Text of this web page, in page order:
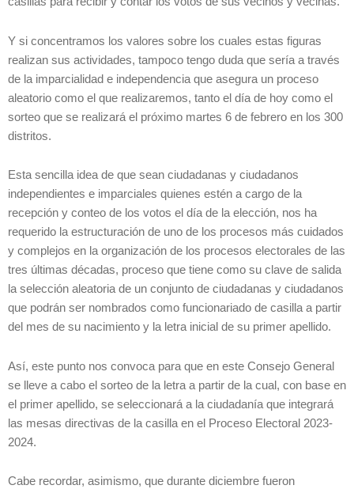
Y si concentramos los valores sobre los cuales estas figuras
realizan sus actividades, tampoco tengo duda que sería a través
de la imparcialidad e independencia que asegura un proceso
aleatorio como el que realizaremos, tanto el día de hoy como el
sorteo que se realizará el próximo martes 6 de febrero en los 300
distritos.
Esta sencilla idea de que sean ciudadanas y ciudadanos
independientes e imparciales quienes estén a cargo de la
recepción y conteo de los votos el día de la elección, nos ha
requerido la estructuración de uno de los procesos más cuidados
y complejos en la organización de los procesos electorales de las
tres últimas décadas, proceso que tiene como su clave de salida
la selección aleatoria de un conjunto de ciudadanas y ciudadanos
que podrán ser nombrados como funcionariado de casilla a partir
del mes de su nacimiento y la letra inicial de su primer apellido.
Así, este punto nos convoca para que en este Consejo General
se lleve a cabo el sorteo de la letra a partir de la cual, con base en
el primer apellido, se seleccionará a la ciudadanía que integrará
las mesas directivas de la casilla en el Proceso Electoral 2023-
2024.
Cabe recordar, asimismo, que durante diciembre fueron